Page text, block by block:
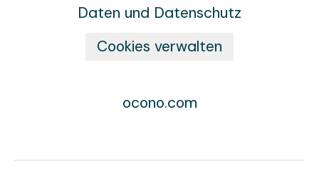
Daten und Datenschutz
Cookies verwalten
ocono.com